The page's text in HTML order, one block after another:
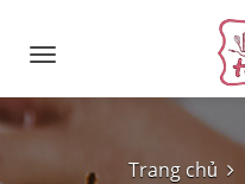
Toggle
Trang chủ